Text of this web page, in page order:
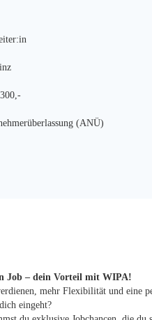
(ANÜ)
Job – dein Vorteil mit WIPA!
mehr Flexibilität und eine
eingeht?